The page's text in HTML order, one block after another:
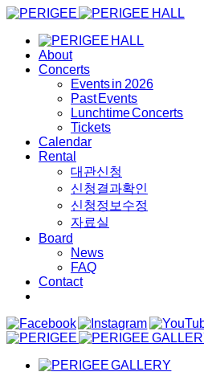
About
Concerts
Events in 2026
Past Events
Lunchtime Concerts
Tickets
Calendar
Rental
대관신청
신청결과확인
신청정보수정
자료실
Board
News
FAQ
Contact